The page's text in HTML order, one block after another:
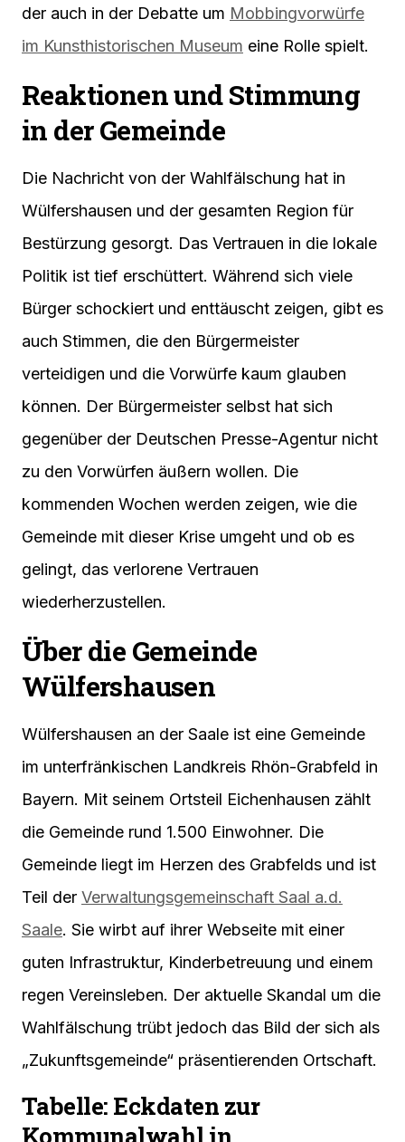
der auch in der Debatte um Mobbingvorwürfe
im Kunsthistorischen Museum eine Rolle spielt.
Reaktionen und Stimmung
in der Gemeinde
Die Nachricht von der Wahlfälschung hat in
Wülfershausen und der gesamten Region für
Bestürzung gesorgt. Das Vertrauen in die lokale
Politik ist tief erschüttert. Während sich viele
Bürger schockiert und enttäuscht zeigen, gibt es
auch Stimmen, die den Bürgermeister
verteidigen und die Vorwürfe kaum glauben
können. Der Bürgermeister selbst hat sich
gegenüber der Deutschen Presse-Agentur nicht
zu den Vorwürfen äußern wollen. Die
kommenden Wochen werden zeigen, wie die
Gemeinde mit dieser Krise umgeht und ob es
gelingt, das verlorene Vertrauen
wiederherzustellen.
Über die Gemeinde
Wülfershausen
Wülfershausen an der Saale ist eine Gemeinde
im unterfränkischen Landkreis Rhön-Grabfeld in
Bayern. Mit seinem Ortsteil Eichenhausen zählt
die Gemeinde rund 1.500 Einwohner. Die
Gemeinde liegt im Herzen des Grabfelds und ist
Teil der Verwaltungsgemeinschaft Saal a.d.
Saale. Sie wirbt auf ihrer Webseite mit einer
guten Infrastruktur, Kinderbetreuung und einem
regen Vereinsleben. Der aktuelle Skandal um die
Wahlfälschung trübt jedoch das Bild der sich als
„Zukunftsgemeinde“ präsentierenden Ortschaft.
Tabelle: Eckdaten zur
Kommunalwahl in